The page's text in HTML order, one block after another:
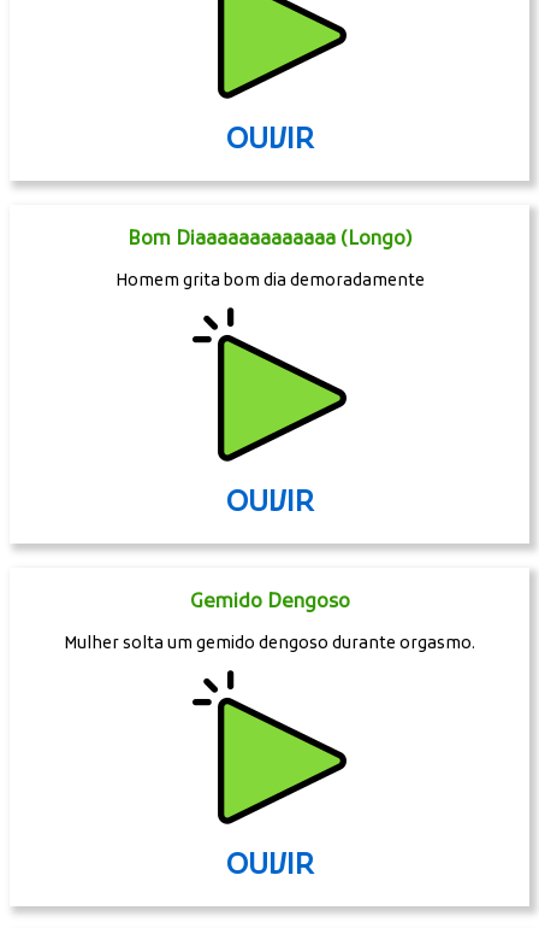
OUVIR
Bom Diaaaaaaaaaaaaa (Longo)
Homem grita bom dia demoradamente
OUVIR
Gemido Dengoso
Mulher solta um gemido dengoso durante orgasmo.
OUVIR